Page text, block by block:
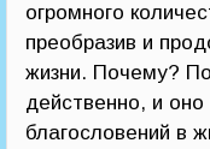
огромного
преобразив и
жизни. Почему?
действенно, и
благословений в